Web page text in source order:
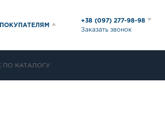
ПОКУПАТЕЛЯМ
+38 (097) 277-98-98
Заказать звонок